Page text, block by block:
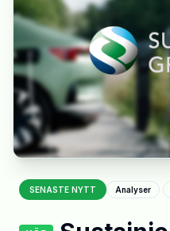
SENASTE NYTT Analyser